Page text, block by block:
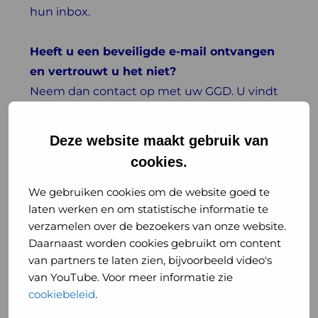
Deze website maakt gebruik van
cookies.
We gebruiken cookies om de website goed te
laten werken en om statistische informatie te
verzamelen over de bezoekers van onze website.
Daarnaast worden cookies gebruikt om content
van partners te laten zien, bijvoorbeeld video's
van YouTube. Voor meer informatie zie
cookiebeleid.
hun inbox.
Heeft u een beveiligde e-mail ontvangen
en vertrouwt u het niet?
Neem dan contact op met uw GGD. U vindt
——————————————
Municipal Health Services
(GGDs) send secure email for
source and contact tracing
Many GGDs send you a secure email with
information if you have tested positive for
coronavirus. This includes information
about source and contact tracing. It lets